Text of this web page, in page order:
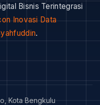
Bisnis Terintegrasi
Inovasi Data
.
Kota Bengkulu